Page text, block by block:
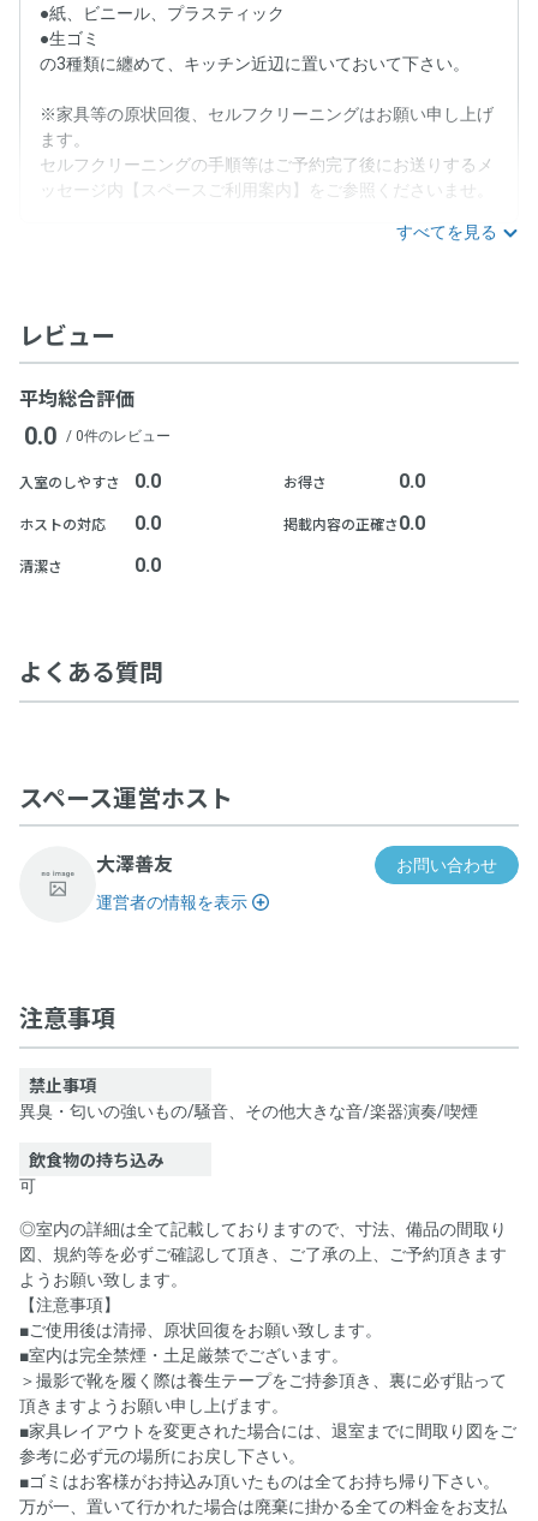
●紙、ビニール、プラスティック
●生ゴミ
の3種類に纏めて、キッチン近辺に置いておいて下さい。
※家具等の原状回復、セルフクリーニングはお願い申し上げ
ます。
セルフクリーニングの手順等はご予約完了後にお送りするメ
ッセージ内【スペースご利用案内】をご参照くださいませ。
すべてを見る
レビュー
平均総合評価
0.0 / 0件のレビュー
入室のしやすさ 0.0
ホストの対応 0.0
清潔さ 0.0
お得さ 0.0
掲載内容の正確さ 0.0
よくある質問
スペース運営ホスト
大澤善友
お問い合わせ
運営者の情報を表示
注意事項
禁止事項
異臭・匂いの強いもの/騒音、その他大きな音/楽器演奏/喫煙
飲食物の持ち込み
可
◎室内の詳細は全て記載しておりますので、寸法、備品の間取り
図、規約等を必ずご確認して頂き、ご了承の上、ご予約頂きます
ようお願い致します。
【注意事項】
■ご使用後は清掃、原状回復をお願い致します。
■室内は完全禁煙・土足厳禁でございます。
＞撮影で靴を履く際は養生テープをご持参頂き、裏に必ず貼って
頂きますようお願い申し上げます。
■家具レイアウトを変更された場合には、退室までに間取り図をご
参考に必ず元の場所にお戻し下さい。
■ゴミはお客様がお持込み頂いたものは全てお持ち帰り下さい。
万が一、置いて行かれた場合は廃棄に掛かる全ての料金をお支払